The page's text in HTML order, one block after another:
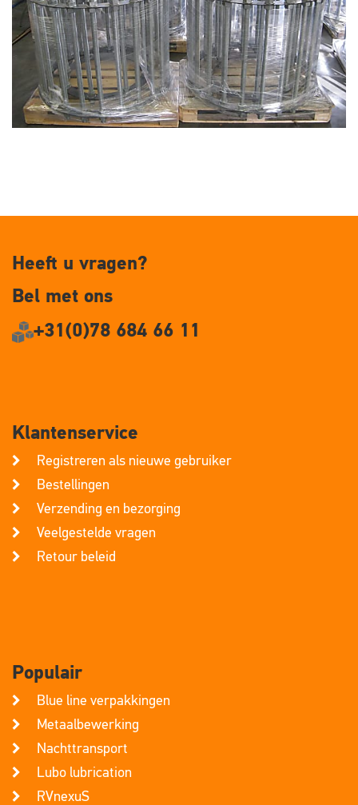
Heeft u vragen?
Bel met ons
+31(0)78 684 66 11
Klantenservice
Registreren als nieuwe gebruiker
Bestellingen
Verzending en bezorging
Veelgestelde vragen
Retour beleid
Populair
Blue line verpakkingen
Metaalbewerking
Nachttransport
Lubo lubrication
RVnexuS